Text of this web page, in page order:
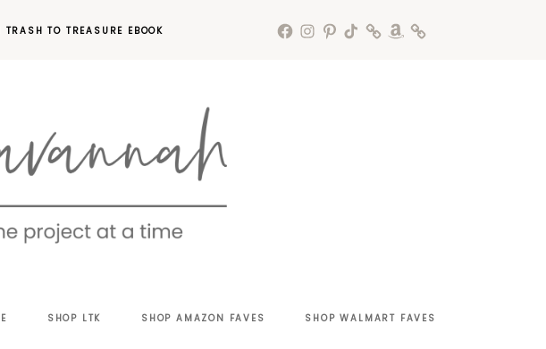
TRASH TO TREASURE EBOOK
SHOP LTK SHOP AMAZON FAVES SHOP WALMART FAVES